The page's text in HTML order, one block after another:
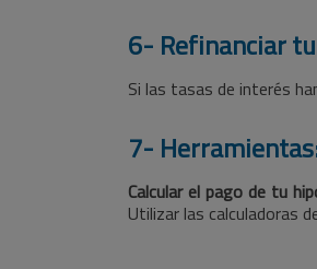
6- Refinanciar
Si las tasas de interés
7-
Calcular el pago de tu
Utilizar las calculadoras